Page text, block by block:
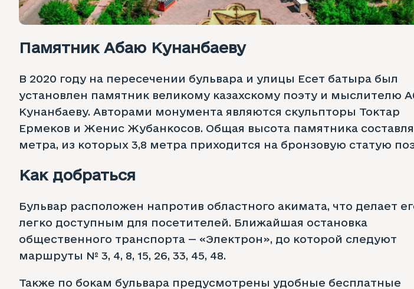
Памятник Абаю Кунанбаеву
В 2020 году на пересечении бульвара и улицы Есет батыра был
установлен памятник великому казахскому поэту и мыслителю
Кунанбаеву. Авторами монумента являются скульпторы Токтар
Ермеков и Женис Жубанкосов. Общая высота памятника
метра, из которых 3,8 метра приходится на бронзовую статую
Как добраться
Бульвар расположен напротив областного акимата, что делает
легко доступным для посетителей. Ближайшая остановка
общественного транспорта — «Электрон», до которой следуют
маршруты № 3, 4, 8, 15, 26, 33, 45, 48.
Также по бокам бульвара предусмотрены удобные бесплатные